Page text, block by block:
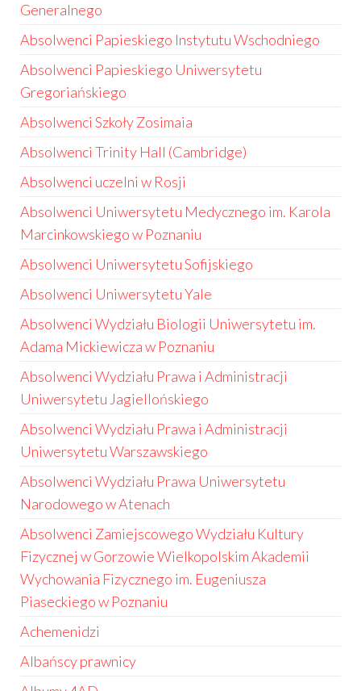
Generalnego
Absolwenci Papieskiego Instytutu Wschodniego
Absolwenci Papieskiego Uniwersytetu
Gregoriańskiego
Absolwenci Szkoły Zosimaia
Absolwenci Trinity Hall (Cambridge)
Absolwenci uczelni w Rosji
Absolwenci Uniwersytetu Medycznego im. Karola
Marcinkowskiego w Poznaniu
Absolwenci Uniwersytetu Sofijskiego
Absolwenci Uniwersytetu Yale
Absolwenci Wydziału Biologii Uniwersytetu im.
Adama Mickiewicza w Poznaniu
Absolwenci Wydziału Prawa i Administracji
Uniwersytetu Jagiellońskiego
Absolwenci Wydziału Prawa i Administracji
Uniwersytetu Warszawskiego
Absolwenci Wydziału Prawa Uniwersytetu
Narodowego w Atenach
Absolwenci Zamiejscowego Wydziału Kultury
Fizycznej w Gorzowie Wielkopolskim Akademii
Wychowania Fizycznego im. Eugeniusza
Piaseckiego w Poznaniu
Achemenidzi
Albańscy prawnicy